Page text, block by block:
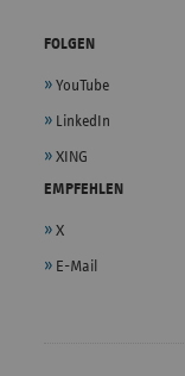
FOLGEN
YouTube
LinkedIn
XING
EMPFEHLEN
X
E-Mail